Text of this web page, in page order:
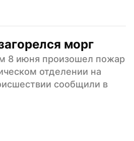
морг
8 июня произошел пожар
отделении на
сообщили в